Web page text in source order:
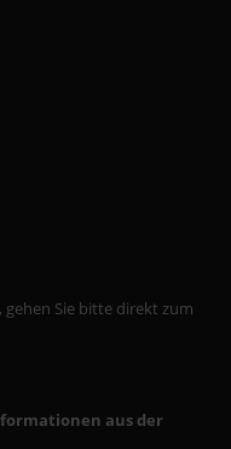
Sie bitte direkt zum
aus der